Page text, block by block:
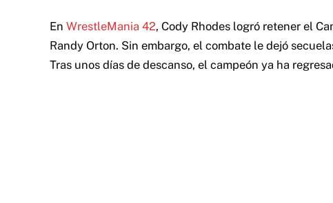
En WrestleMania 42, Cody Rhodes logró retener el
Randy Orton. Sin embargo, el combate le dejó
Tras unos días de descanso, el campeón ya ha